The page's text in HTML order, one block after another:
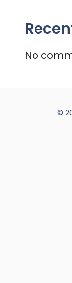
No
©